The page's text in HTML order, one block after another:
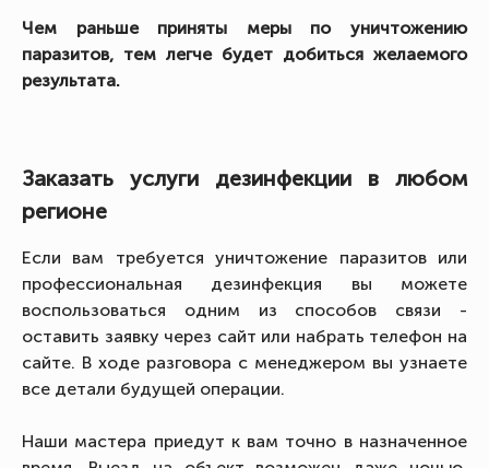
Чем раньше приняты меры по уничтожению
паразитов, тем легче будет добиться желаемого
результата.
Заказать услуги дезинфекции в любом
регионе
Если вам требуется уничтожение паразитов или
профессиональная дезинфекция вы можете
воспользоваться одним из способов связи -
оставить заявку через сайт или набрать телефон на
сайте. В ходе разговора с менеджером вы узнаете
все детали будущей операции.
Наши мастера приедут к вам точно в назначенное